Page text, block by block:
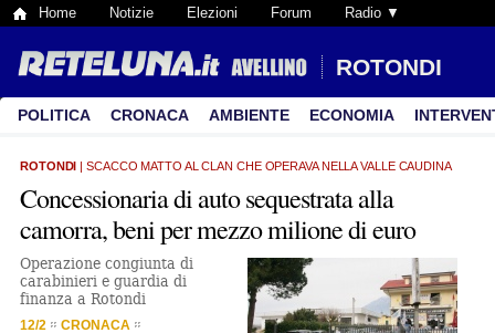
Home Notizie Elezioni Forum Radio ▼
ROTONDI
POLITICA CRONACA AMBIENTE ECONOMIA
ROTONDI | SCACCO MATTO AL CLAN CHE OPERAVA NELLA VALLE CAUDINA
Concessionaria di auto sequestrata alla
camorra, beni per mezzo milione di euro
Operazione congiunta di
carabinieri e guardia di
finanza a Rotondi
12/2 CRONACA